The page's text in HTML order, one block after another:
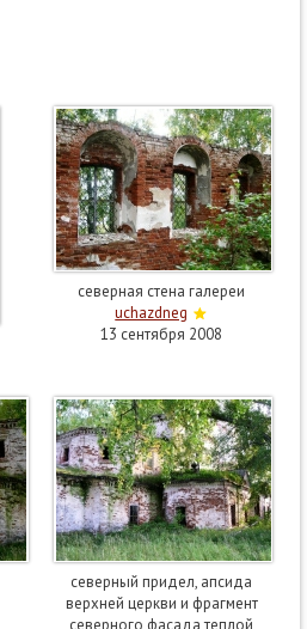
северная стена галереи
uchazdneg
13 сентября 2008
северный придел, апсида
верхней церкви и фрагмент
северного фасада теплой